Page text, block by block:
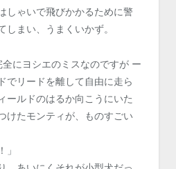
しゃいで飛びかかるために警
まい、うまくいかず。
にヨシエのミスなのですが ー
でリードを離して自由に走ら
ールドのはるか向こうにいた
けたモンティが、ものすごい
」